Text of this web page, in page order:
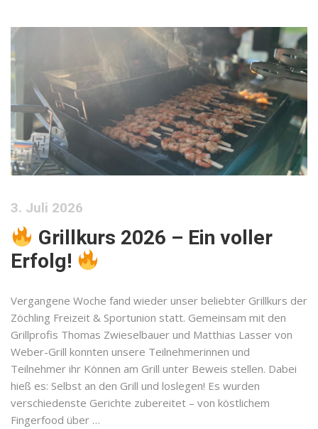
3. Juli 2026
Grillkurs 2026 – Ein voller
Erfolg!
Vergangene Woche fand wieder unser beliebter Grillkurs der
Zöchling Freizeit & Sportunion statt. Gemeinsam mit den
Grillprofis Thomas Zwieselbauer und Matthias Lasser von
Weber-Grill konnten unsere Teilnehmerinnen und
Teilnehmer ihr Können am Grill unter Beweis stellen. Dabei
hieß es: Selbst an den Grill und loslegen! Es wurden
verschiedenste Gerichte zubereitet – von köstlichem
Fingerfood über …